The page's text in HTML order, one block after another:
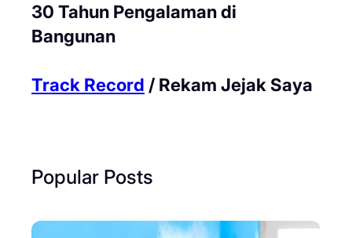
30 Tahun Pengalaman di
Bangunan
Track Record / Rekam Jejak Saya
Popular Posts